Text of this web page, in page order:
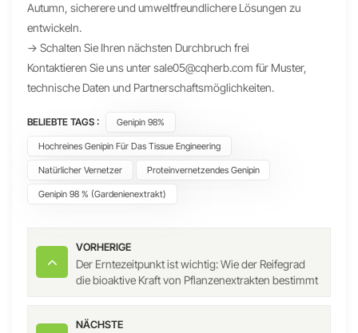
Autumn, sicherere und umweltfreundlichere Lösungen zu
entwickeln.
→ Schalten Sie Ihren nächsten Durchbruch frei
Kontaktieren Sie uns untersale05@cqherb.com für Muster,
technische Daten und Partnerschaftsmöglichkeiten.
BELIEBTE TAGS : Genipin 98%
Hochreines Genipin Für Das Tissue Engineering
Natürlicher Vernetzer Proteinvernetzendes Genipin
Genipin 98 % (Gardenienextrakt)
VORHERIGE
Der Erntezeitpunkt ist wichtig: Wie der Reifegrad
die bioaktive Kraft von Pflanzenextrakten bestimmt
NÄCHSTE